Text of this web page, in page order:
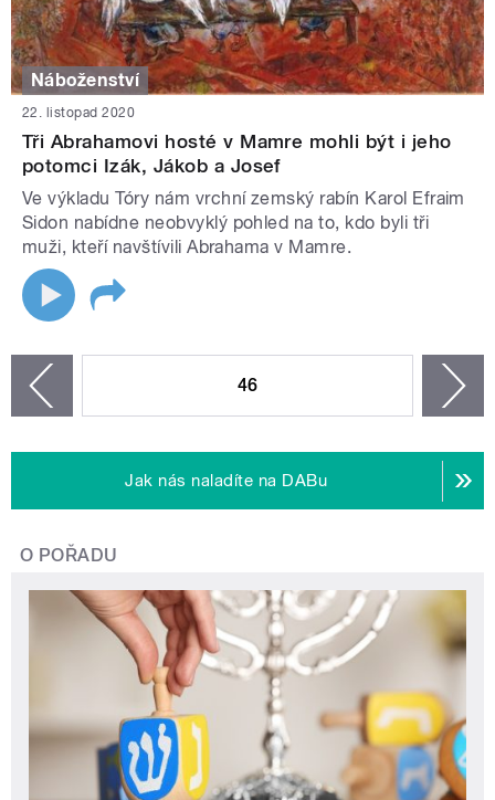
Náboženství
22. listopad 2020
Tři Abrahamovi hosté v Mamre mohli být i jeho
potomci Izák, Jákob a Josef
Ve výkladu Tóry nám vrchní zemský rabín Karol Efraim
Sidon nabídne neobvyklý pohled na to, kdo byli tři
muži, kteří navštívili Abrahama v Mamre.
46
Jak nás naladíte na DABu
O POŘADU